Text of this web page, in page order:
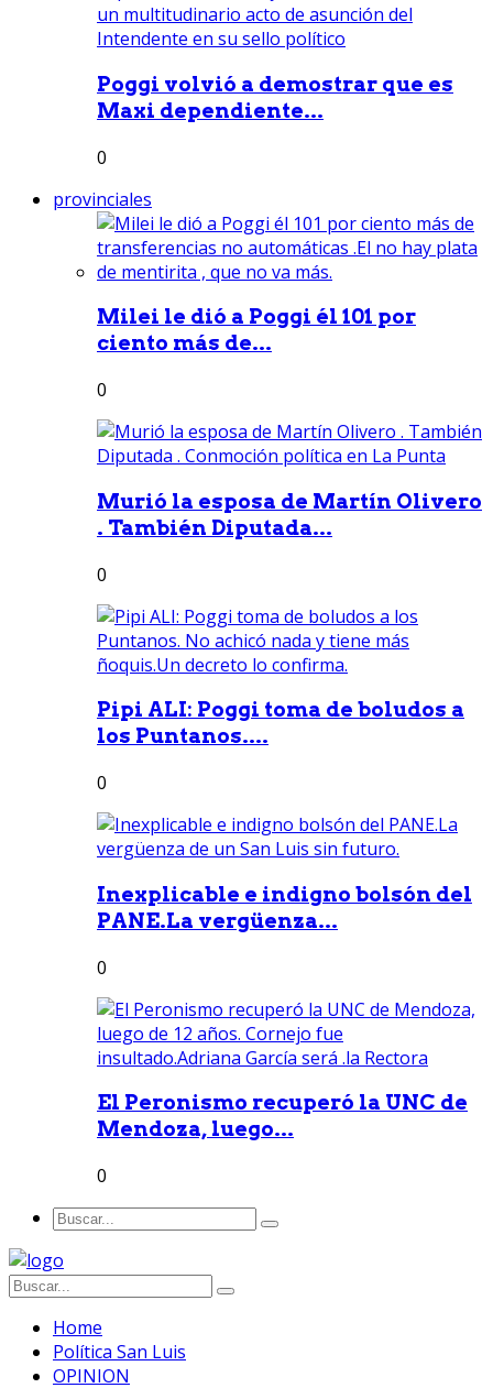
Poggi volvió a demostrar que es
Maxi dependiente...
0
provinciales
Milei le dió a Poggi él 101 por
ciento más de...
0
Murió la esposa de Martín Olivero
. También Diputada...
0
Pipi ALI: Poggi toma de boludos a
los Puntanos....
0
Inexplicable e indigno bolsón del
PANE.La vergüenza...
0
El Peronismo recuperó la UNC de
Mendoza, luego...
0
Home
Política San Luis
OPINION